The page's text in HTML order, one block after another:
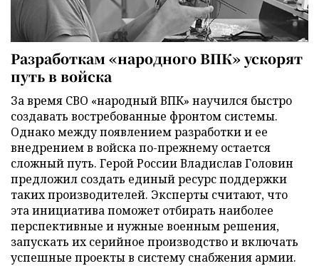
Разработкам «народного ВПК» ускорят
путь в войска
За время СВО «народный ВПК» научился быстро
создавать востребованные фронтом системы.
Однако между появлением разработки и ее
внедрением в войска по-прежнему остается
сложный путь. Герой России Владислав Головин
предложил создать единый ресурс поддержки
таких производителей. Эксперты считают, что
эта инициатива поможет отбирать наиболее
перспективные и нужные военным решения,
запускать их серийное производство и включать
успешные проекты в систему снабжения армии.